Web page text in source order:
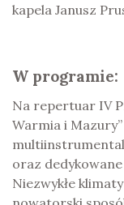
kapela Janusz
W programie:
Na repertuar IV
Warmia i Mazury”
oraz
Niezwykłe